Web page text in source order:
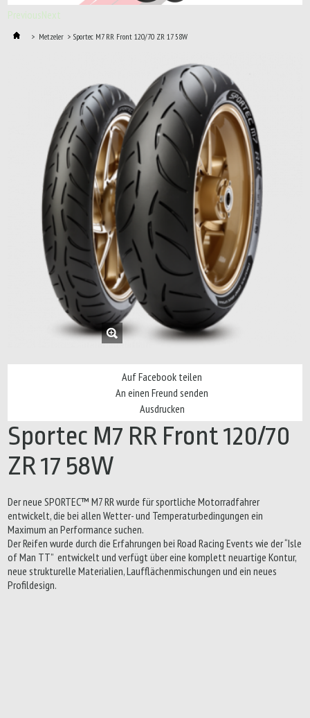
PreviousNext
> Metzeler > Sportec M7 RR Front 120/70 ZR 17 58W
Auf Facebook teilen
An einen Freund senden
Ausdrucken
Sportec M7 RR Front 120/70
ZR 17 58W
Der neue SPORTEC™ M7 RR wurde für sportliche Motorradfahrer
entwickelt, die bei allen Wetter- und Temperaturbedingungen ein
Maximum an Performance suchen.
Der Reifen wurde durch die Erfahrungen bei Road Racing Events wie der “Isle
of Man TT” entwickelt und verfügt über eine komplett neuartige Kontur,
neue strukturelle Materialien, Laufflächenmischungen und ein neues
Profildesign.